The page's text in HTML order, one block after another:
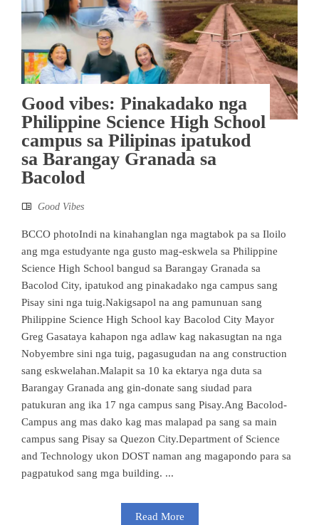
Good vibes: Pinakadako nga
Philippine Science High School
campus sa Pilipinas ipatukod
sa Barangay Granada sa
Bacolod
Good Vibes
BCCO photoIndi na kinahanglan nga magtabok pa sa Iloilo
ang mga estudyante nga gusto mag-eskwela sa Philippine
Science High School bangud sa Barangay Granada sa
Bacolod City, ipatukod ang pinakadako nga campus sang
Pisay sini nga tuig.Nakigsapol na ang pamunuan sang
Philippine Science High School kay Bacolod City Mayor
Greg Gasataya kahapon nga adlaw kag nakasugtan na nga
Nobyembre sini nga tuig, pagasugudan na ang construction
sang eskwelahan.Malapit sa 10 ka ektarya nga duta sa
Barangay Granada ang gin-donate sang siudad para
patukuran ang ika 17 nga campus sang Pisay.Ang Bacolod-
Campus ang mas dako kag mas malapad pa sang sa main
campus sang Pisay sa Quezon City.Department of Science
and Technology ukon DOST naman ang magapondo para sa
pagpatukod sang mga building. ...
Read More